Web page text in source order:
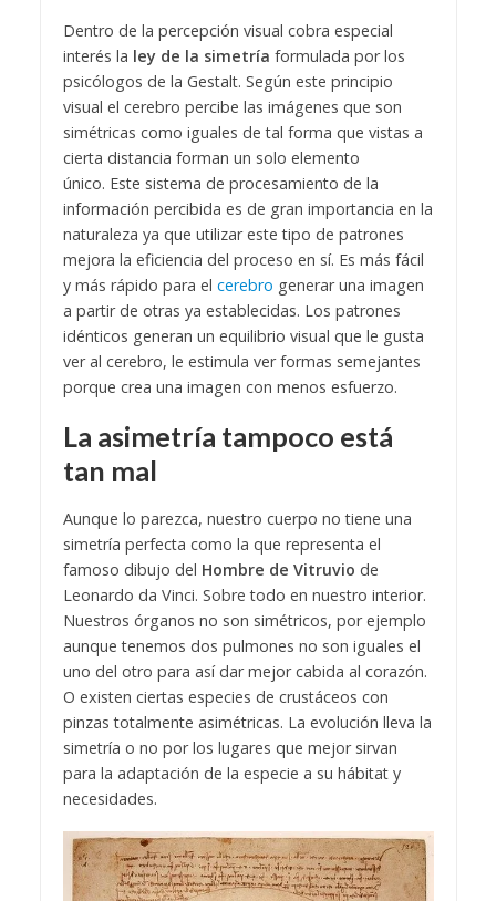
Dentro de la percepción visual cobra especial
interés la ley de la simetría formulada por los
psicólogos de la Gestalt. Según este principio
visual el cerebro percibe las imágenes que son
simétricas como iguales de tal forma que vistas a
cierta distancia forman un solo elemento
único. Este sistema de procesamiento de la
información percibida es de gran importancia en la
naturaleza ya que utilizar este tipo de patrones
mejora la eficiencia del proceso en sí. Es más fácil
y más rápido para el cerebro generar una imagen
a partir de otras ya establecidas. Los patrones
idénticos generan un equilibrio visual que le gusta
ver al cerebro, le estimula ver formas semejantes
porque crea una imagen con menos esfuerzo.
La asimetría tampoco está
tan mal
Aunque lo parezca, nuestro cuerpo no tiene una
simetría perfecta como la que representa el
famoso dibujo del Hombre de Vitruvio de
Leonardo da Vinci. Sobre todo en nuestro interior.
Nuestros órganos no son simétricos, por ejemplo
aunque tenemos dos pulmones no son iguales el
uno del otro para así dar mejor cabida al corazón.
O existen ciertas especies de crustáceos con
pinzas totalmente asimétricas. La evolución lleva la
simetría o no por los lugares que mejor sirvan
para la adaptación de la especie a su hábitat y
necesidades.